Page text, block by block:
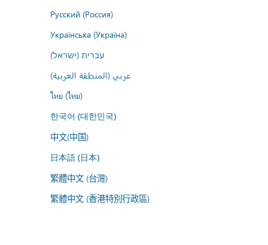
Русский (Россия)
Українська (Україна)
עברית (ישראל)
عربي (المنطقة العربية)
ไทย (ไทย)
한국어 (대한민국)
中文(中国)
日本語 (日本)
繁體中文 (台灣)
繁體中文 (香港特別行政區)